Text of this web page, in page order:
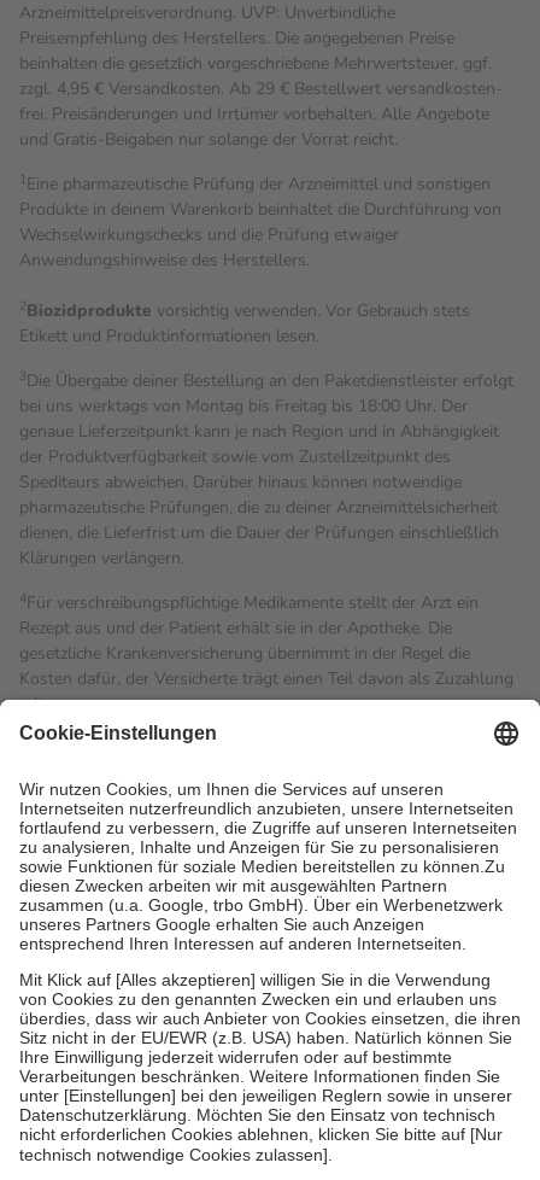
Arzneimittelpreisverordnung. UVP: Unverbindliche
Preisempfehlung des Herstellers. Die angegebenen Preise
beinhalten die gesetzlich vorgeschriebene Mehrwertsteuer, ggf.
zzgl. 4,95 € Versandkosten. Ab 29 € Bestell­wert versand­kosten­
frei. Preisänderungen und Irrtümer vorbehalten. Alle Angebote
und Gratis-Beigaben nur solange der Vorrat reicht.
1Eine pharmazeutische Prüfung der Arzneimittel und sonstigen
Produkte in deinem Warenkorb beinhaltet die Durchführung von
Wechselwirkungschecks und die Prüfung etwaiger
Anwendungshinweise des Herstellers.
2Biozidprodukte vorsichtig verwenden. Vor Gebrauch stets
Etikett und Produktinformationen lesen.
3Die Übergabe deiner Bestellung an den Paketdienstleister erfolgt
bei uns werktags von Montag bis Freitag bis 18:00 Uhr. Der
genaue Lieferzeitpunkt kann je nach Region und in Abhängigkeit
der Produktverfügbarkeit sowie vom Zustellzeitpunkt des
Spediteurs abweichen. Darüber hinaus können notwendige
pharmazeutische Prüfungen, die zu deiner Arzneimittelsicherheit
dienen, die Lieferfrist um die Dauer der Prüfungen einschließlich
Klärungen verlängern.
4Für verschreibungspflichtige Medikamente stellt der Arzt ein
Rezept aus und der Patient erhält sie in der Apotheke. Die
gesetzliche Krankenversicherung übernimmt in der Regel die
Kosten dafür, der Versicherte trägt einen Teil davon als Zuzahlung
mit.
Grundsätzlich leisten Mitglieder Zuzahlungen in Höhe von zehn
höchstens zehn Euro.
Es sind jedoch nie mehr als die
tatsächlichen Kosten der Leistung zu entrichten.
Diese Regeln gelten grundsätzlich auch für Online-Apotheken.
Bei Heilmitteln und häuslicher Krankenpflege beträgt die
Zuzahlung zehn Prozent der Kosten sowie zehn Euro je
Verordnung.
Um das Engagement der Versicherten für ihre eigene Gesundheit
zu stärken und die besondere Stellung der Familie zu unterstützen,
fallenkeine Zuzahlungenan bei:
• Kindern und Jugendlichen bis zum vollendeten 18. Lebensjahr
mit Ausnahme der Fahrkosten
• Untersuchungen zur Vorsorge und Früherkennung, die von der
GKV getragen werden
• empfohlenen Schutzimpfungen
• Harn- und Blutteststreifen